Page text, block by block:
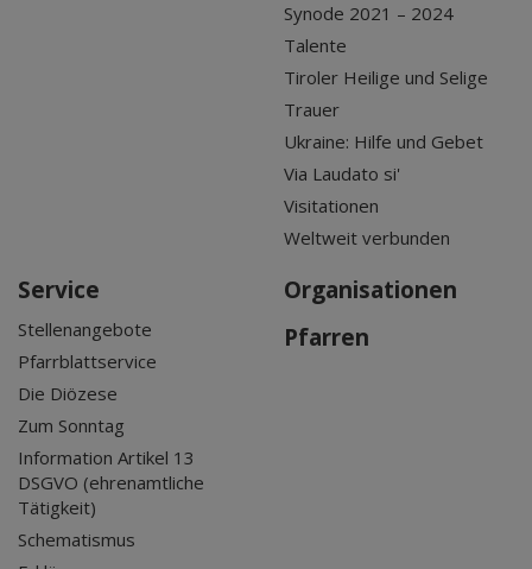
Synode 2021 – 2024
Talente
Tiroler Heilige und Selige
Trauer
Ukraine: Hilfe und Gebet
Via Laudato si'
Visitationen
Weltweit verbunden
Service
Stellenangebote
Pfarrblattservice
Die Diözese
Zum Sonntag
Information Artikel 13
DSGVO (ehrenamtliche
Tätigkeit)
Schematismus
Organisationen
Pfarren